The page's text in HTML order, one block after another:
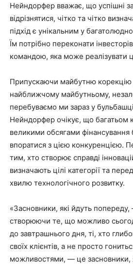
Нейндорфер вважає, що успішні
відрізнятися, чітко та чітко
підхід є унікальним у
Їм потрібно переконати інвесторів
командою, яка може реалізувати
Припускаючи майбутню корекцію
найближчому майбутньому,
перебуваємо ми зараз у
Нейндорфер очікує, що багатьом
великими обсягами фінансування
впоратися з цією конкуренцією.
тим, хто створює справді
визначають цілі категорії та
хвилю технологічного розвитку.
«Засновники, які йдуть
створюючи те, що можливо
до завтрашнього дня, ті, хто
своїх клієнтів, а не просто
можливостями, — це засновники,